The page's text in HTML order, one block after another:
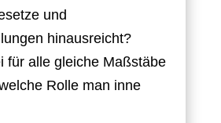
und
hinausreicht?
für alle gleiche Maßstäbe
Rolle man inne